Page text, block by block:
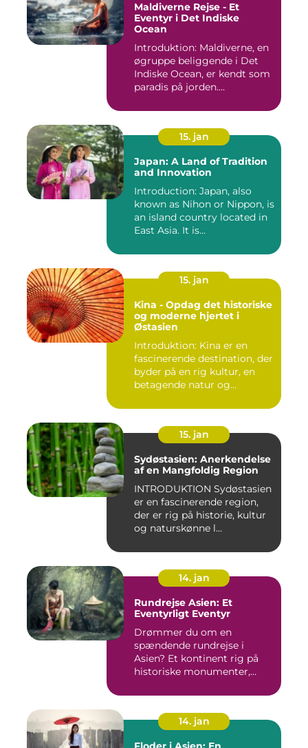
Maldiverne Rejse - Et
Eventyr i Det Indiske
Ocean
Introduktion: Maldiverne, en
øgruppe beliggende i Det
Indiske Ocean, er kendt som
paradis på jorden....
15. jan
Japan: A Land of Tradition
and Innovation
Introduction: Japan, also
known as Nihon or Nippon, is
an island country located in
East Asia. It is...
15. jan
Kina - Opdag det historiske
og moderne hjertet i
Østasien
Introduktion: Kina er en
fascinerende destination, der
byder på en rig kultur, en
betagende natur og...
15. jan
Sydøstasien: Anerkendelse
af en Mangfoldig Region
INTRODUKTION Sydøstasien
er en fascinerende region,
der er rig på historie, kultur
og naturskønne l...
14. jan
Rundrejse Asien: Et
Eventyrligt Eventyr
Drømmer du om en
spændende rundrejse i
Asien? Et kontinent rig på
historiske monumenter,
14. jan